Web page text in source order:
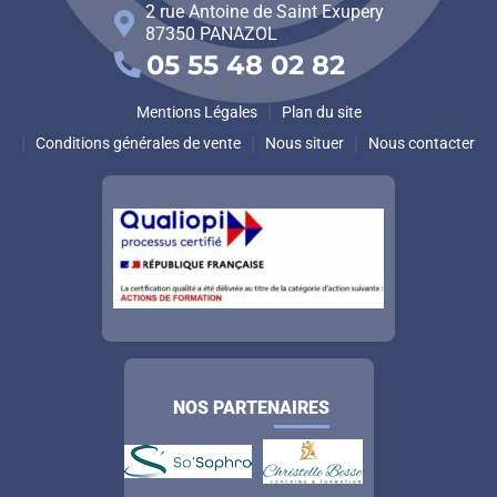
2 rue Antoine de Saint Exupery
87350 PANAZOL
05 55 48 02 82
Mentions Légales
Plan du site
Conditions générales de vente
Nous situer Nous contacter
NOS PARTENAIRES